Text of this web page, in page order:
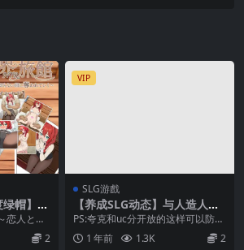
帽】异
妹妹在
塞亚德
恋人と妹
く～
2
VIP
SLG游戲
【养成SLG动态】与人造人一
起生活【安卓joi+PC】官方中
PS:夸克和uc分开放的这样可以防止
炸，分别是两个分卷001 002 不会
解压可...
1 年前 1.3K 2